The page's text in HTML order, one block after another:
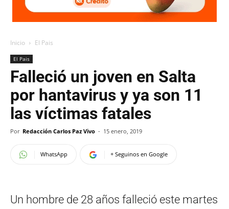
Inicio El Pais
El Pais
Falleció un joven en Salta
por hantavirus y ya son 11
las víctimas fatales
Por Redacción Carlos Paz Vivo - 15 enero, 2019
WhatsApp + Seguinos en Google
Un hombre de 28 años falleció este martes